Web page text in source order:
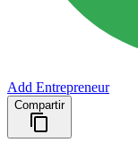
Add Entrepreneur
Compartir